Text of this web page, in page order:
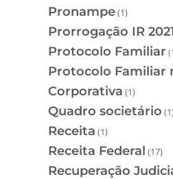
Pronampe(1)
Prorrogação IR
Protocolo Familiar
Protocolo Familiar
Corporativa (1)
Quadro societário
Receita (1)
Receita Federal (17)
Recuperação